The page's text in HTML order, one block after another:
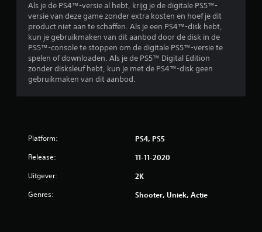
r
r
u
Als je de PS4™-versie al hebt, krijg je de digitale PS5™-
versie van deze game zonder extra kosten en hoef je dit
product niet aan te schaffen. Als je een PS4™-disk hebt,
kun je gebruikmaken van dit aanbod door de disk in de
PS5™-console te stoppen om de digitale PS5™-versie te
spelen of downloaden. Als je de PS5™ Digital Edition
zonder disksleuf hebt, kun je met de PS4™-disk geen
gebruikmaken van dit aanbod.
Platform: PS4, PS5
Release: 11-11-2020
Uitgever: 2K
Genres: Shooter, Uniek, Actie